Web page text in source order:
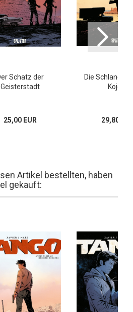
Schatz der
Geisterstadt
25,00 EUR
Die Schlange
Kojote
29,80
Artikel bestellten, haben
gekauft: